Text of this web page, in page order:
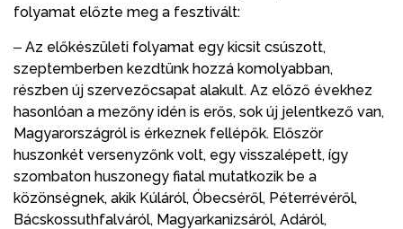
folyamat előzte meg a fesztivált:
‒ Az előkészületi folyamat egy kicsit csúszott,
szeptemberben kezdtünk hozzá komolyabban,
részben új szervezőcsapat alakult. Az előző évekhez
hasonlóan a mezőny idén is erős, sok új jelentkező van,
Magyarországról is érkeznek fellépők. Először
huszonkét versenyzőnk volt, egy visszalépett, így
szombaton huszonegy fiatal mutatkozik be a
közönségnek, akik Kúláról, Óbecséről, Péterrévéről,
Bácskossuthfalváról, Magyarkanizsáról, Adáról,